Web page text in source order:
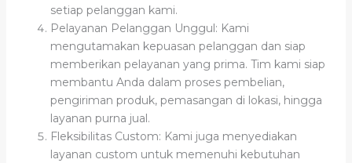
setiap pelanggan kami.
Pelayanan Pelanggan Unggul: Kami
mengutamakan kepuasan pelanggan dan siap
memberikan pelayanan yang prima. Tim kami siap
membantu Anda dalam proses pembelian,
pengiriman produk, pemasangan di lokasi, hingga
layanan purna jual.
Fleksibilitas Custom: Kami juga menyediakan
layanan custom untuk memenuhi kebutuhan